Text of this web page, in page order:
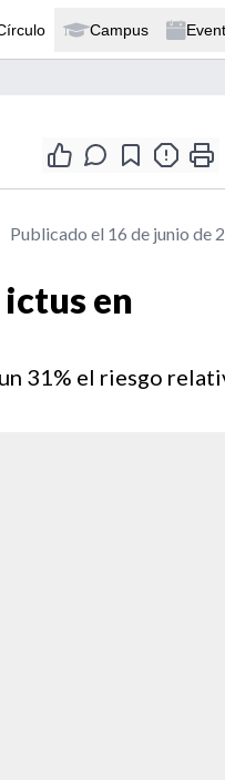
Campus
Publicado el 16 de junio de
en
31% el riesgo